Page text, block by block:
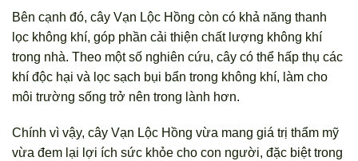
Bên cạnh đó, cây Vạn Lộc Hồng còn có khả năng thanh
lọc không khí, góp phần cải thiện chất lượng không khí
trong nhà. Theo một số nghiên cứu, cây có thể hấp thụ các
khí độc hại và lọc sạch bụi bẩn trong không khí, làm cho
môi trường sống trở nên trong lành hơn.
Chính vì vậy, cây Vạn Lộc Hồng vừa mang giá trị thẩm mỹ
vừa đem lại lợi ích sức khỏe cho con người, đặc biệt trong